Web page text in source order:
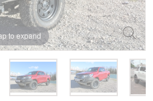
to expand